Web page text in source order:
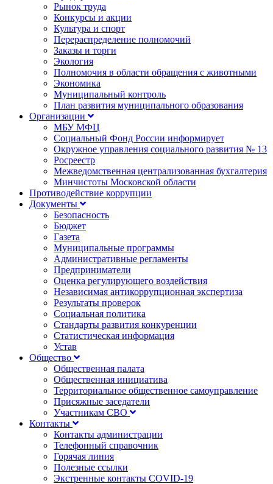
Рынок труда
Конкурсы и акции
Культура и спорт
Перераспределение полномочий
Заказы и торги
Экология
Полномочия в области обращения с животными
Экономика
Муниципальный контроль
План развития муниципального образования
Организации
МБУ МФЦ
Социальный Фонд России информирует
Окружное управления социального развития № 13
Росреестр
Межведомственная централизованная бухгалтерия
Минчистоты Московской области
Противодействие коррупции
Документы
Безопасность
Бюджет
Газета
Муниципальные программы
Административные регламенты
Предприниматели
Оценка регулирующего воздействия
Независимая антикоррупционная экспертиза
Результаты проверок
Социальная политика
Стандарты развития конкуренции
Статистическая информация
Устав
Общество
Общественная палата
Общественная инициатива
Территориальное общественное самоуправление
Присяжные заседатели
Участникам СВО
Контакты
Контакты администрации
Телефонный справочник
Горячая линия
Полезные ссылки
Экстренные контакты COVID-19